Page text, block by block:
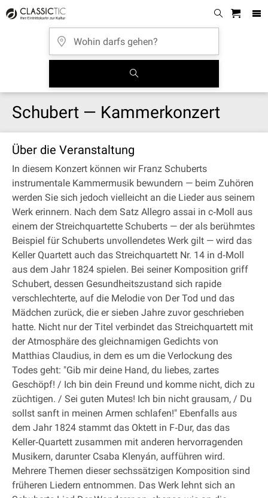
Schubert — Kammerkonzert
Über die Veranstaltung
In diesem Konzert können wir Franz Schuberts
instrumentale Kammermusik bewundern — beim Zuhören
werden Sie sich jedoch vielleicht an die Lieder aus seinem
Werk erinnern. Nach dem Satz Allegro assai in c‐Moll aus
einem der Streichquartette Schuberts — der als berühmtes
Beispiel für Schuberts unvollendetes Werk gilt — wird das
Keller Quartett auch das Streichquartett Nr. 14 in d‐Moll
aus dem Jahr 1824 spielen. Bei seiner Komposition griff
Schubert, dessen Gesundheitszustand sich rapide
verschlechterte, auf die Melodie von Der Tod und das
Mädchen zurück, die er sieben Jahre zuvor geschrieben
hatte. Nicht nur der Titel verbindet das Streichquartett mit
der Atmosphäre des gleichnamigen Gedichts von
Matthias Claudius, in dem es um die Verlockung des
Todes geht: "Gib mir deine Hand, du liebes, zartes
Geschöpf! / Ich bin dein Freund und komme nicht, dich zu
züchtigen. / Sei guten Mutes! Ich bin nicht grausam, / Du
sollst sanft in meinen Armen schlafen!" Ebenfalls aus
dem Jahr 1824 stammt das Oktett in F‐Dur, das das
Keller‐Quartett zusammen mit anderen hervorragenden
Musikern, darunter Csaba Klenyán, aufführen wird.
Mehrere Themen dieser sechssätzigen Komposition sind
früheren Liedern entnommen. Das Werk lehnt sich an